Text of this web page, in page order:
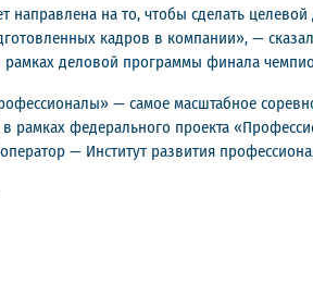
направлена на то, чтобы сделать
кадров в компании», —
деловой программы финала
— самое масштабное
рамках федерального проекта
— Институт развития